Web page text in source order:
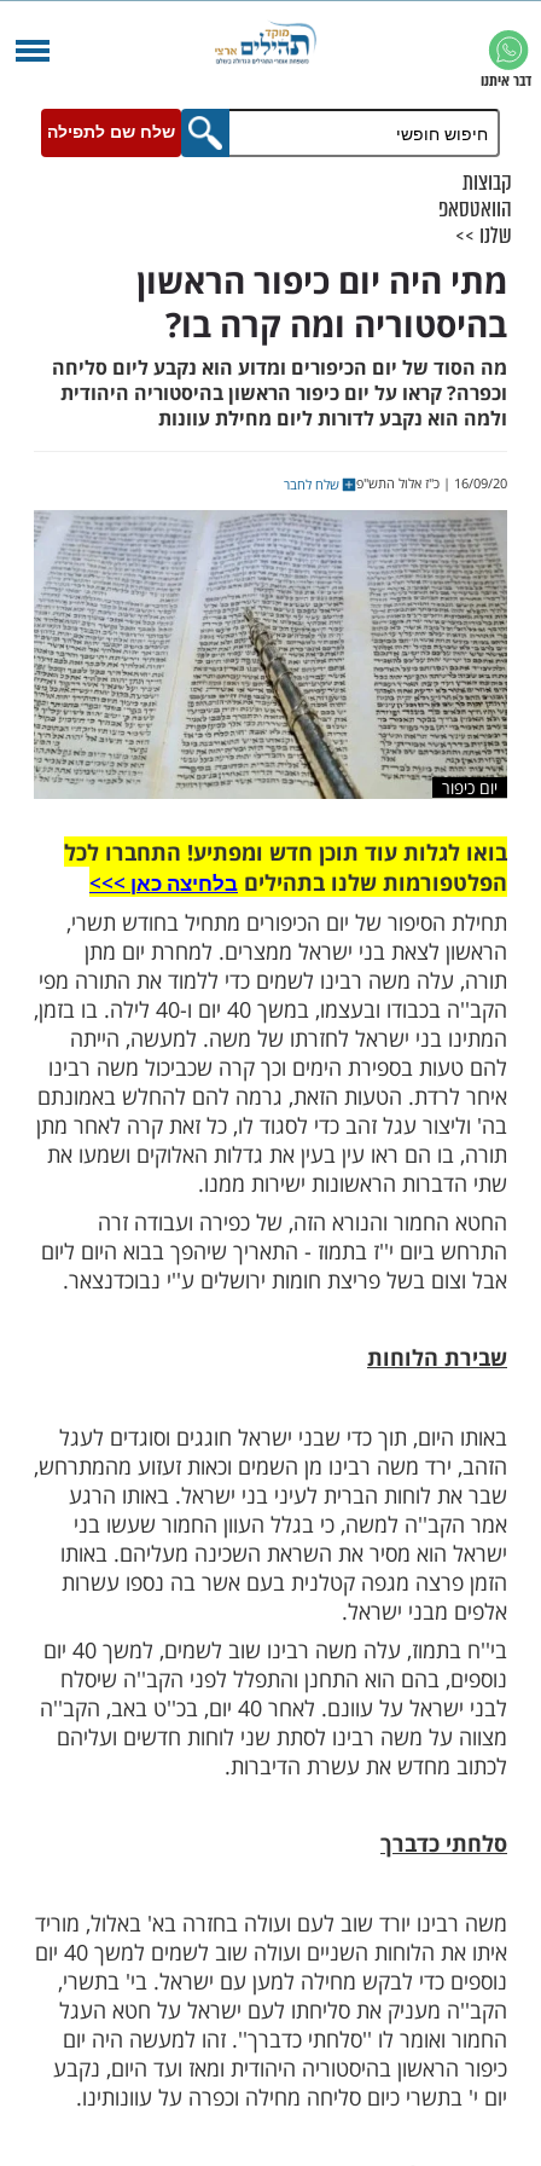
שלח שם לתפילה
יום כיפור הראשון
ומה קרה בו?
על יום כיפור הראשון בהיסטוריה היהודית
לדורות ליום מחילת עוונות
שלח לחבר
עוד תוכן חדש ומפתיע! התחברו לכל
שלנו בתהיליםבלחיצה כאן >>>​
של יום הכיפורים מתחיל בחודש תשרי,
בני ישראל ממצרים. למחרת יום מתן
משה רבינו לשמים כדי ללמוד את התורה מפי
הקב''ה בכבודו ובעצמו, במשך 40 יום ו-40 לילה. בו בזמן,
ישראל לחזרתו של משה. למעשה, הייתה
הטעות הזאת, גרמה להם להחלש באמונתם
ראו עין בעין את גדלות האלוקים ושמעו את
הראשונות ישירות ממנו.
והנורא הזה, של כפירה ועבודה זרה
י''ז בתמוז - התאריך שיהפך בבוא היום ליום
בשל פריצת חומות ירושלים ע''י נבוכדנצאר.
משה רבינו מן השמים וכאות זעזוע מהמתרחש,
הברית לעיני בני ישראל. באותו הרגע
למשה, כי בגלל העוון החמור שעשו בני
מסיר את השראת השכינה מעליהם. באותו
מגפה קטלנית בעם אשר בה נספו עשרות
ישראל.
בי''ח בתמוז, עלה משה רבינו שוב לשמים, למשך 40 יום
הוא התחנן והתפלל לפני הקב''ה שיסלח